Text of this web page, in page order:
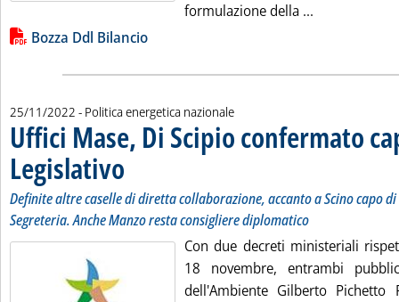
formulazione della ...
Lista allegati PDF alla notizia
Bozza Ddl Bilancio
25/11/2022 - Politica energetica nazionale
Uffici Mase, Di Scipio confermato
Legislativo . Sottotitolo: Definite altre caselle di diretta collaborazione,
. Pubblicata venerdì 25 novembre 2022 alle 15.1.
Definite altre caselle di diretta collaborazione, accanto a Scino capo
Segreteria. Anche Manzo resta consigliere diplomatico
Con due decreti ministeriali
18 novembre, entrambi
dell'Ambiente Gilberto Pichetto